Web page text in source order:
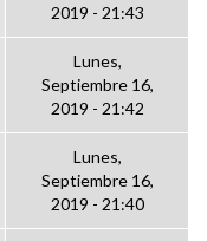
2019 - 21:43
Lunes,
Septiembre 16,
2019 - 21:42
Lunes,
Septiembre 16,
2019 - 21:40